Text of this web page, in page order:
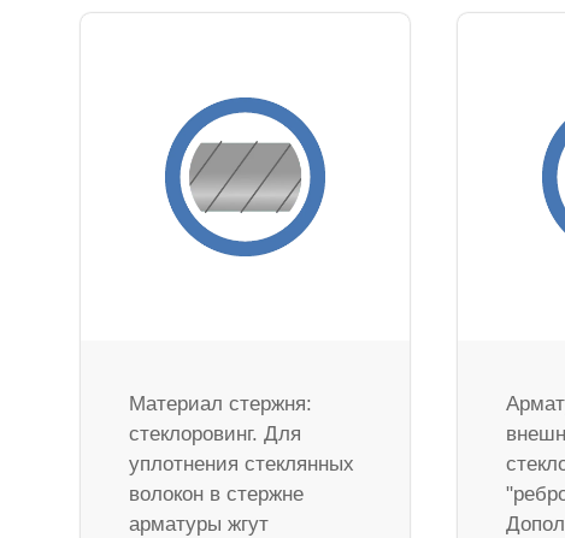
Материал стержня:
стеклоровинг. Для
уплотнения стеклянных
волокон в стержне
арматуры жгут